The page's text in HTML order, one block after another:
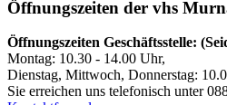
Öffnungszeiten der vhs
Öffnungszeiten Geschäftsstelle:
Montag: 10.30 - 14.00 Uhr,
Dienstag, Mittwoch, Donnerstag:
Sie erreichen uns telefonisch unter